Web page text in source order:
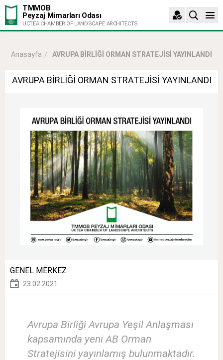
TMMOB
Peyzaj Mimarları Odası
UCTEA CHAMBER OF LANDSCAPE ARCHITECTS
Anasayfa AVRUPA BİRLİĞİ ORMAN STRATEJİSİ YAYINLANDI
AVRUPA BİRLİĞİ ORMAN STRATEJİSİ YAYINLANDI
GENEL MERKEZ
23.02.2021
Avrupa Birliği Avrupa Yeşil Anlaşması
kapsamında yeni AB Orman
Stratejisini yayınlamış bulunmaktadır.